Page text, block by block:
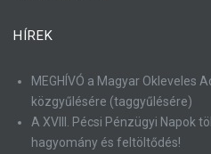
HÍREK
MEGHÍVÓ a Magyar Okleveles
közgyűlésére (taggyűlésére)
A XVIII. Pécsi Pénzügyi Napok
hagyomány és feltöltődés!